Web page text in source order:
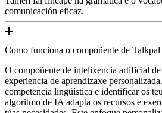
comunicación eficaz.
Como funciona o compoñente de
O compoñente de intelixencia artificial
experiencia de aprendizaxe
competencia lingüística e identificar os
algoritmo de IA adapta os recursos e